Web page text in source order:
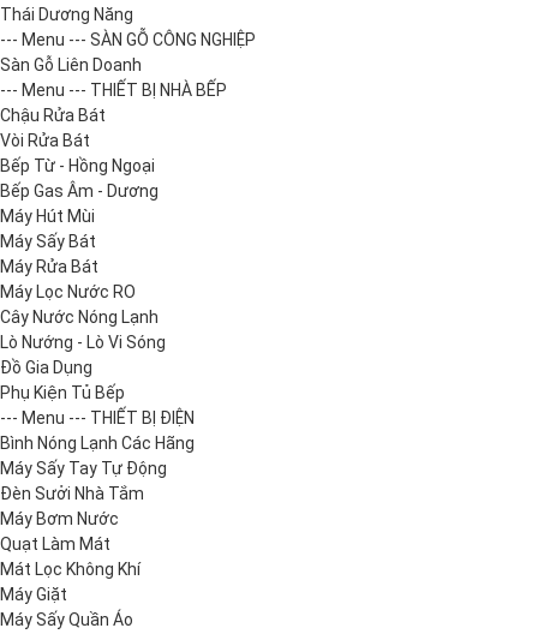
Thái Dương Năng
--- Menu --- SÀN GỖ CÔNG NGHIỆP
Sàn Gỗ Liên Doanh
--- Menu --- THIẾT BỊ NHÀ BẾP
Chậu Rửa Bát
Vòi Rửa Bát
Bếp Từ - Hồng Ngoại
Bếp Gas Âm - Dương
Máy Hút Mùi
Máy Sấy Bát
Máy Rửa Bát
Máy Lọc Nước RO
Cây Nước Nóng Lạnh
Lò Nướng - Lò Vi Sóng
Đồ Gia Dụng
Phụ Kiện Tủ Bếp
--- Menu --- THIẾT BỊ ĐIỆN
Bình Nóng Lạnh Các Hãng
Máy Sấy Tay Tự Động
Đèn Sưởi Nhà Tắm
Máy Bơm Nước
Quạt Làm Mát
Mát Lọc Không Khí
Máy Giặt
Máy Sấy Quần Áo